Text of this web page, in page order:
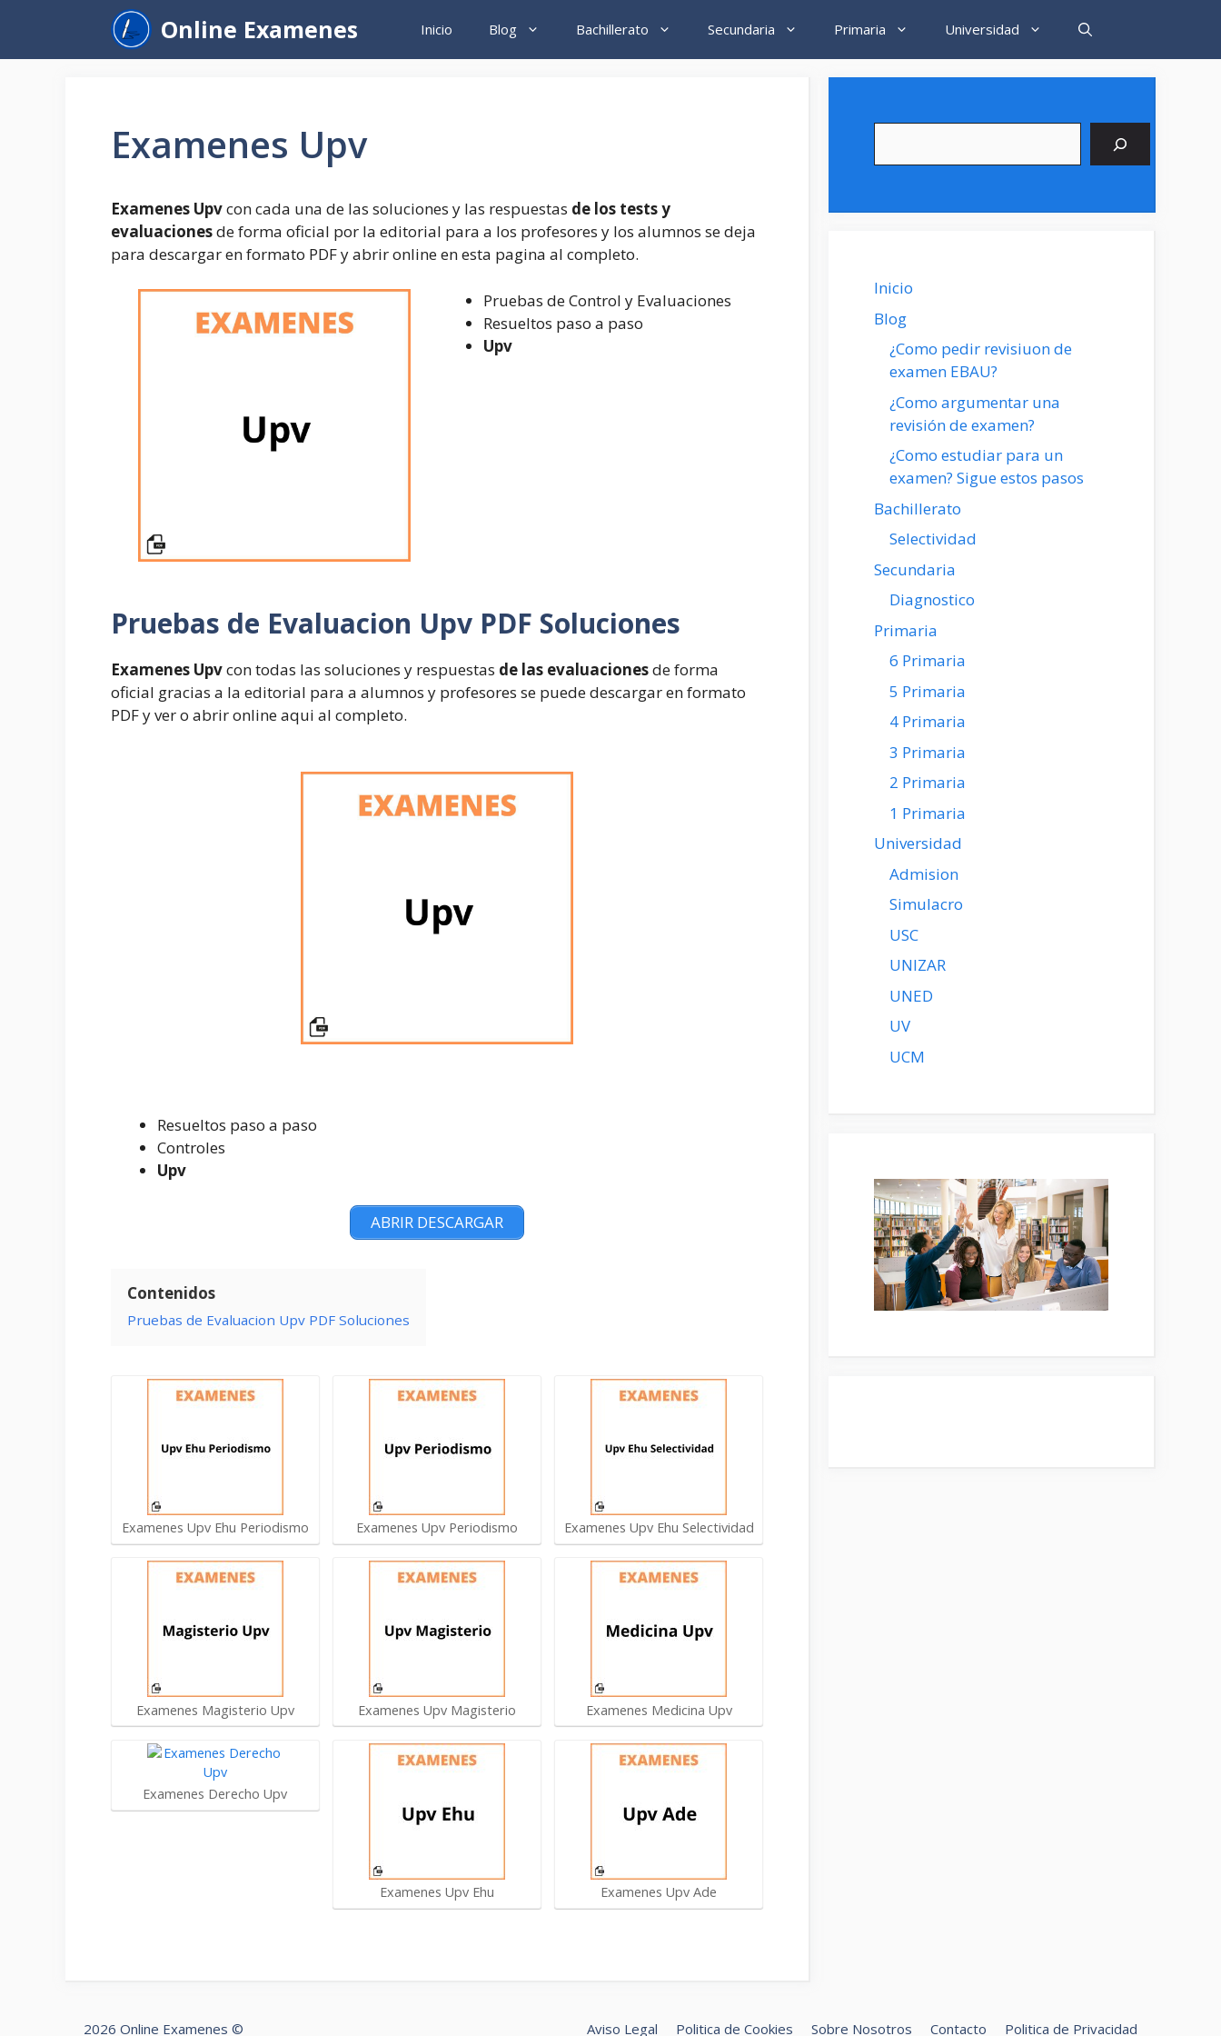
contenido
Online Examenes Inicio Blog Bachillerato Secundaria Primaria Universidad
Examenes Upv
Examenes Upvcon cada una de las soluciones y las respuestas de los tests y
evaluacionesde forma oficial por la editorial para a los profesores y los alumnos se deja
para descargar en formato PDF y abrir online en esta pagina al completo.
Pruebas de Control y Evaluaciones
Resueltos paso a paso
Upv
Pruebas de Evaluacion Upv PDF Soluciones
Examenes Upvcon todas las soluciones y respuestas de las evaluacionesde forma
oficial gracias a la editorial para a alumnos y profesores se puede descargar en formato
PDF y ver o abrir online aqui al completo.
Resueltos paso a paso
Controles
Upv
ABRIR DESCARGAR
Contenidos
Pruebas de Evaluacion Upv PDF Soluciones
Examenes Upv Ehu Periodismo
Examenes Magisterio Upv
Examenes Derecho Upv
Examenes Upv Periodismo
Examenes Upv Magisterio
Examenes Upv Ehu
Examenes Upv Ehu Selectividad
Examenes Medicina Upv
Examenes Upv Ade
Inicio
Blog
¿Como pedir revisiuon de
examen EBAU?
¿Como argumentar una
revisión de examen?
¿Como estudiar para un
examen? Sigue estos pasos
Bachillerato
Selectividad
Secundaria
Diagnostico
Primaria
6 Primaria
5 Primaria
4 Primaria
3 Primaria
2 Primaria
1 Primaria
Universidad
Admision
Simulacro
USC
UNIZAR
UNED
UV
UCM
Aviso Legal Politica de Cookies Sobre Nosotros Contacto Politica de Privacidad
2026 Online Examenes ©